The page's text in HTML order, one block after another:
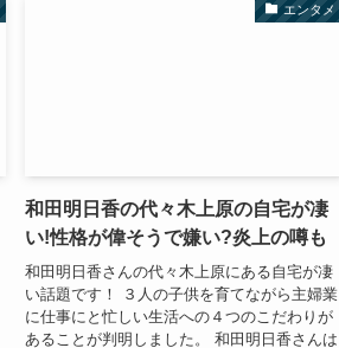
エンタメ
和田明日香の代々木上原の自宅が凄
い!性格が偉そうで嫌い?炎上の噂も
和田明日香さんの代々木上原にある自宅が凄
い話題です！ ３人の子供を育てながら主婦業
に仕事にと忙しい生活への４つのこだわりが
あることが判明しました。 和田明日香さんは